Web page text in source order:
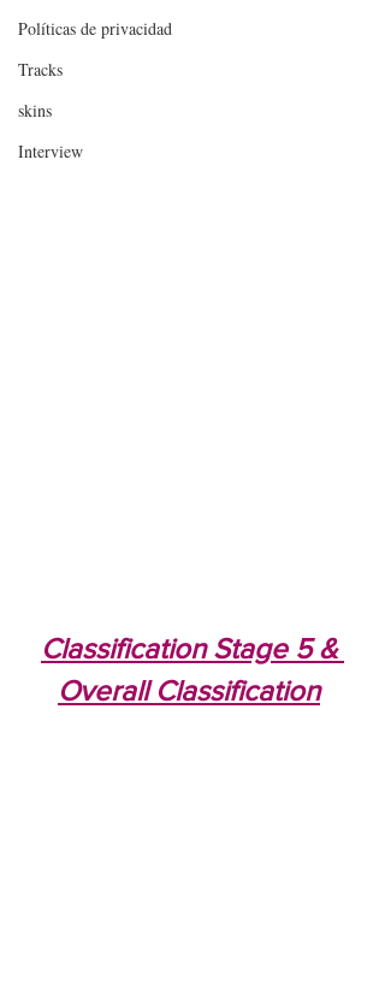
Políticas de privacidad
Tracks
skins
Interview
Classification Stage 5 &
Overall Classification